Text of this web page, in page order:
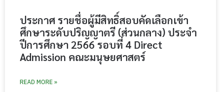
ประกาศ รายชื่อผู้มีสิทธิ์สอบคัดเลือกเข้า
ศึกษาระดับปริญญาตรี (ส่วนกลาง) ประจำ
ปีการศึกษา 2566 รอบที่ 4 Direct
Admission คณะมนุษยศาสตร์
READ MORE »